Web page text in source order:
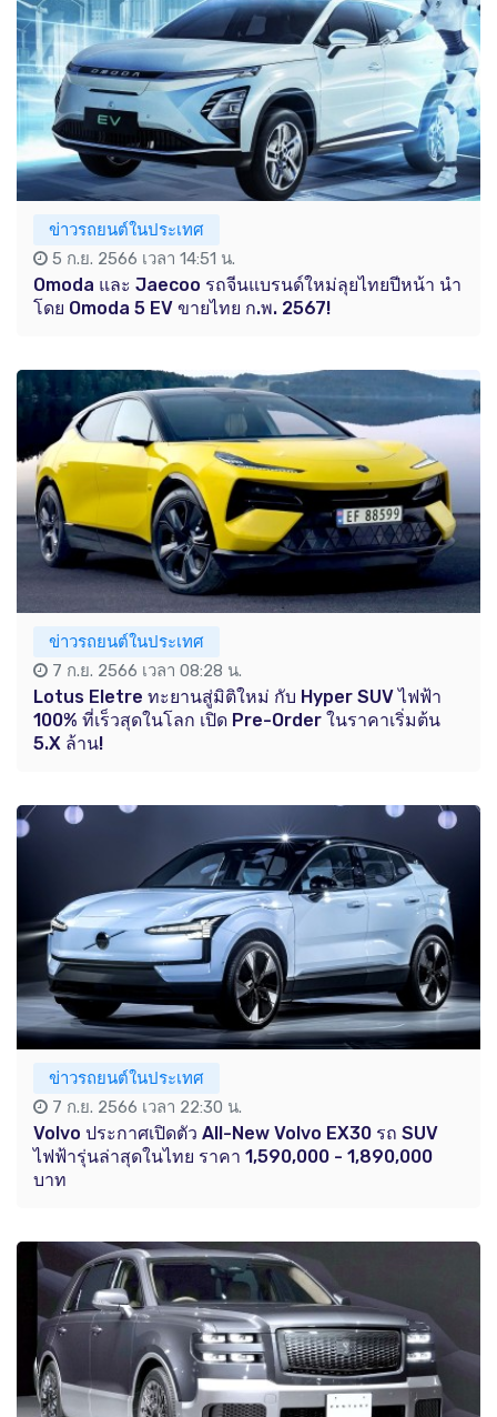
ข่าวรถยนต์ในประเทศ
5 ก.ย. 2566 เวลา 14:51 น.
Omoda และ Jaecoo รถจีนแบรนด์ใหม่ลุยไทยปีหน้า นำ
โดย Omoda 5 EV ขายไทย ก.พ. 2567!
ข่าวรถยนต์ในประเทศ
7 ก.ย. 2566 เวลา 08:28 น.
Lotus Eletre ทะยานสู่มิติใหม่ กับ Hyper SUV ไฟฟ้า
100% ที่เร็วสุดในโลก เปิด Pre-Order ในราคาเริ่มต้น
5.X ล้าน!
ข่าวรถยนต์ในประเทศ
7 ก.ย. 2566 เวลา 22:30 น.
Volvo ประกาศเปิดตัว All-New Volvo EX30 รถ SUV
ไฟฟ้ารุ่นล่าสุดในไทย ราคา 1,590,000 - 1,890,000
บาท